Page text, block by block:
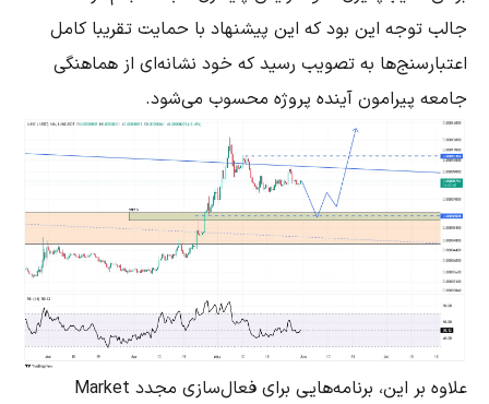
جالب توجه این بود که این پیشنهاد با حمایت تقریبا کامل
اعتبارسنج‌ها به تصویب رسید که خود نشانه‌ای از هماهنگی
جامعه پیرامون آینده پروژه محسوب می‌شود.
علاوه بر این، برنامه‌هایی برای فعال‌سازی مجدد Market